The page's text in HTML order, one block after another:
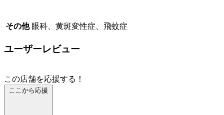
その他 眼科、黄斑変性症、飛蚊症
ユーザーレビュー
この店舗を応援する！
ここから応援